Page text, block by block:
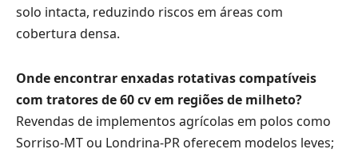
solo intacta, reduzindo riscos em áreas com
cobertura densa.
Onde encontrar enxadas rotativas compatíveis
com tratores de 60 cv em regiões de milheto?
Revendas de implementos agrícolas em polos como
Sorriso-MT ou Londrina-PR oferecem modelos leves;